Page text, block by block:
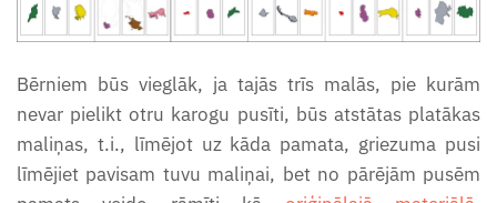
Bērniem būs vieglāk, ja tajās trīs malās, pie kurām
nevar pielikt otru karogu pusīti, būs atstātas platākas
maliņas, t.i., līmējot uz kāda pamata, griezuma pusi
līmējiet pavisam tuvu maliņai, bet no pārējām pusēm